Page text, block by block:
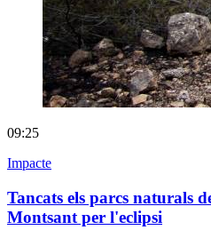
09:25
Impacte
Tancats els parcs naturals
Montsant per l'eclipsi